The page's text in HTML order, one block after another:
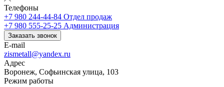
Телефоны
+7 980 244-44-84 Отдел продаж
+7 980 555-25-25 Администрация
Заказать звонок
E-mail
zismetall@yandex.ru
Адрес
Воронеж, Софьинская улица, 103
Режим работы